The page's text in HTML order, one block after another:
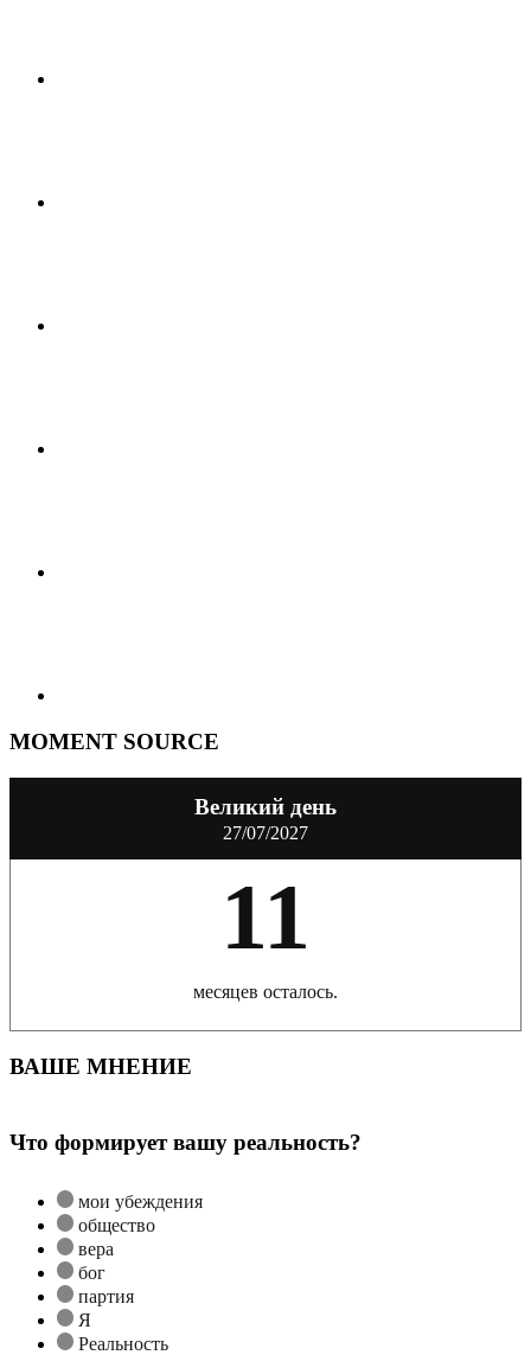
MOMENT SOURCE
Великий день
27/07/2027
11
месяцев осталось.
ВАШЕ МНЕНИЕ
Что формирует вашу реальность?
мои убеждения
общество
вера
бог
партия
Я
Реальность